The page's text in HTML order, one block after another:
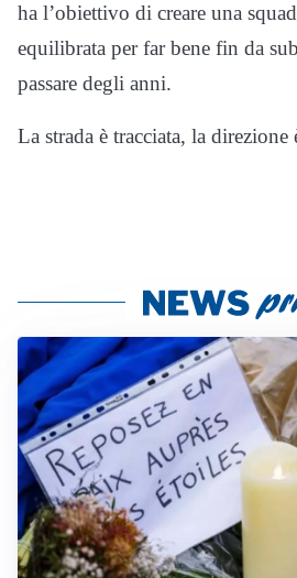
ha l’obiettivo di creare una
equilibrata per far bene fin da
passare degli anni.
La strada è tracciata, la direzione